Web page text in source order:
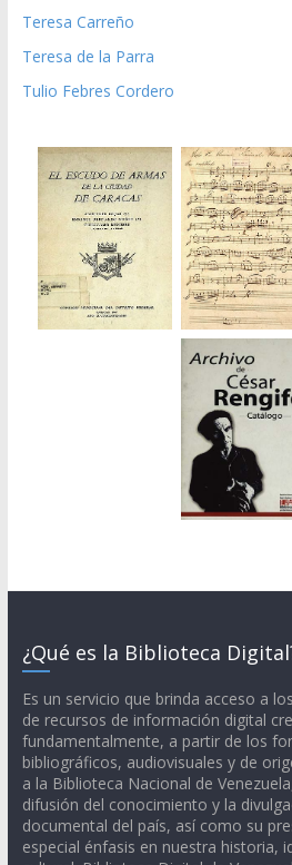
Teresa Carreño
Teresa de la Parra
Tulio Febres Cordero
¿Qué es la Biblioteca
Es un servicio que brinda acceso a
de recursos de información digital
fundamentalmente, a partir de los
bibliográficos, audiovisuales y de
a la Biblioteca Nacional de
difusión del conocimiento y la
documental del país, así como su
especial énfasis en nuestra historia,